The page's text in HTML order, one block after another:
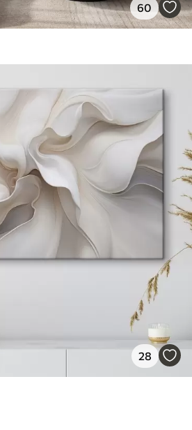
60
28